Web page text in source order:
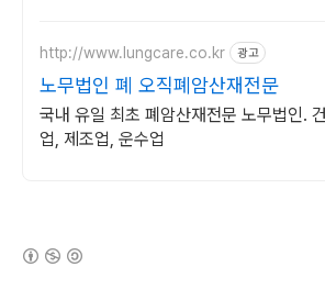
http://www.lungcare.co.kr 광고
노무법인 폐 오직폐암산재전문
국내 유일 최초 폐암산재전문 노무법인.
업, 제조업, 운수업